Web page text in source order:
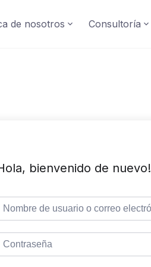
de nosotros Consultoría
bienvenido de nuevo!